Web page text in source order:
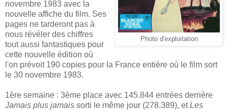
Photo d'exploitation
novembre 1983 avec la
nouvelle affiche du film. Ses
pages ne tarderont pas à
nous révéler des chiffres
tout aussi fantastiques pour
cette nouvelle édition où
l'on prévoit 190 copies pour la France entière où le film sort
le 30 novembre 1983.
1ère semaine : 3ème place avec 145.844 entrées derrière
Jamais plus jamais sorti le même jour (278.389), etLes